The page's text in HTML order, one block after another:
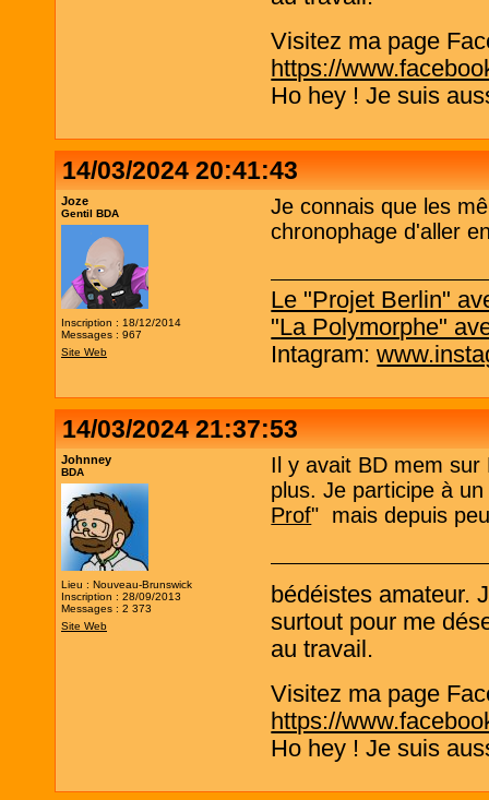
Visitez ma page
https://
Ho hey ! Je suis
14/03/2024 20:41:43
Joze
Gentil BDA
Inscription : 18/12/2014
Messages : 967
Site Web
Je connais que les
chronophage d'aller
Le "Projet Berlin"
"La Polymorphe"
Intagram:
14/03/2024 21:37:53
Johnney
BDA
Lieu : Nouveau-Brunswick
Inscription : 28/09/2013
Messages : 2 373
Site Web
Il y avait BD mem
plus. Je participe à
Prof" mais depuis
bédéistes amateur.
surtout pour me
au travail.
Visitez ma page
https://
Ho hey ! Je suis